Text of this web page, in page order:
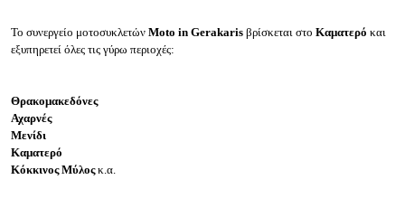
Το συνεργείο μοτοσυκλετών Moto in Gerakaris βρίσκεται στο Καματερό και
εξυπηρετεί όλες τις γύρω περιοχές:
Θρακομακεδόνες
Αχαρνές
Μενίδι
Καματερό
Κόκκινος Μύλοςκ.α.